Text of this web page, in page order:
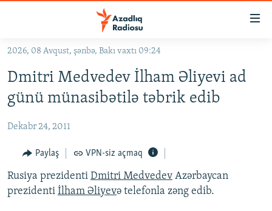
Əsas
qayıt
Əsas
naviqasiyaya
qayıt
KORRUPSIOMETR
#ƏSLINDƏ
FƏRQƏ BAX
QANUNI DOĞRU
ARAŞDIRMA
2026, 08 Avqust, şənbə, Bakı vaxtı 09:24
Dmitri Medvedev İlham Əliyevi ad
günü münasibətilə təbrik edib
Dekabr 24, 2011
Paylaş VPN-siz açmaq
Rusiya prezidenti Dmitri Medvedev Azərbaycan
prezidenti İlham Əliyevə telefonla zəng edib.